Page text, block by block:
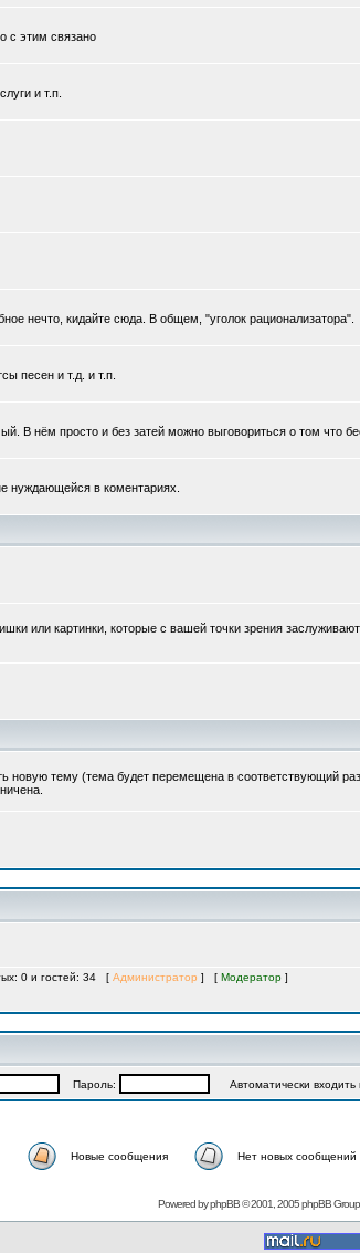
с этим связано
и т.п.
нечто, кидайте сюда. В общем, "уголок рационализатора".
песен и т.д. и т.п.
В нём просто и без затей можно выговориться о том что
нуждающейся в коментариях.
или картинки, которые с вашей точки зрения
новую тему (тема будет перемещена в соответствующий
0 и гостей: 34 [ Администратор ] [ Модератор ]
Пароль: Автоматически входить
Новые сообщения Нет новых сообщений
Powered byphpBB© 2001, 2005 phpBB Group